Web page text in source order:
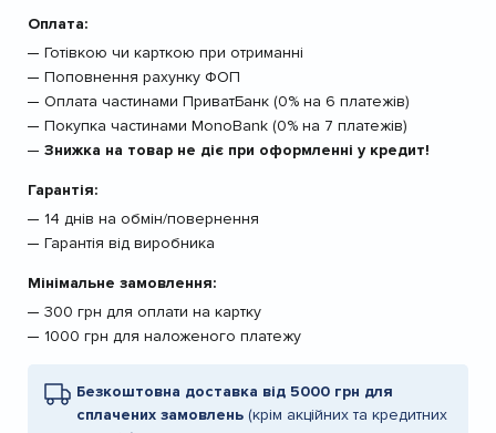
Оплата:
Готівкою чи карткою при отриманні
Поповнення рахунку ФОП
Оплата частинами ПриватБанк (0% на 6 платежів)
Покупка частинами MonoBank (0% на 7 платежів)
Знижка на товар не діє при оформленні у кредит!
Гарантія:
14 днів на обмін/повернення
Гарантія від виробника
Мінімальне замовлення:
300 грн для оплати на картку
1000 грн для наложеного платежу
Безкоштовна доставка від 5000 грн для
сплачених замовлень (крім акційних та кредитних